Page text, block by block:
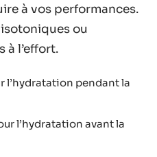
à vos performances.
ou
à l’effort.
l’hydratation pendant la
l’hydratation avant la